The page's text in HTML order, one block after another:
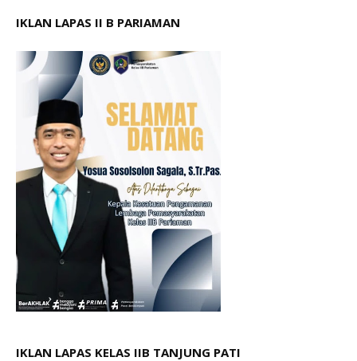
IKLAN LAPAS II B PARIAMAN
IKLAN LAPAS KELAS IIB TANJUNG PATI